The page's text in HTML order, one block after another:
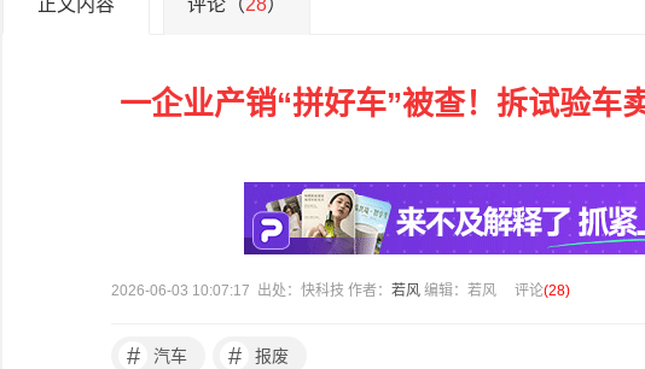
正文内容 评论（28）
一企业产销“拼好车”被查！拆试验车
2026-06-03 10:07:17 出处：快科技 作者： 若风 编辑：若风 评论(28)
# 汽车 # 报废